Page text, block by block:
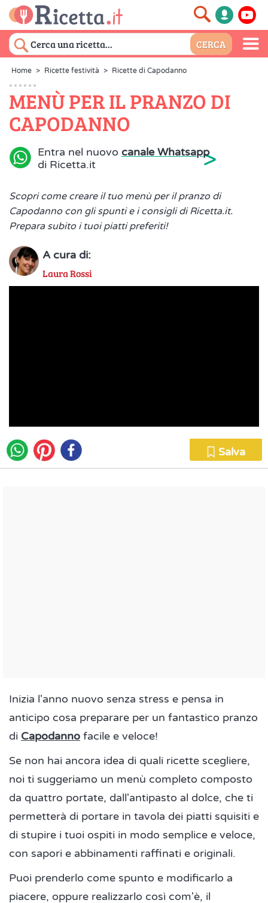
Home > Ricette festività > Ricette di Capodanno
MENÙ PER IL PRANZO DI
CAPODANNO
Entra nel nuovo canale Whatsapp
di Ricetta.it
>
Scopri come creare il tuo menù per il pranzo di
Capodanno con gli spunti e i consigli di Ricetta.it.
Prepara subito i tuoi piatti preferiti!
A cura di:
Laura Rossi
Salva
Inizia l'anno nuovo senza stress e pensa in
anticipo cosa preparare per un fantastico pranzo
di Capodanno facile e veloce!
Se non hai ancora idea di quali ricette scegliere,
noi ti suggeriamo un menù completo composto
da quattro portate, dall'antipasto al dolce, che ti
permetterà di portare in tavola dei piatti squisiti e
di stupire i tuoi ospiti in modo semplice e veloce,
con sapori e abbinamenti raffinati e originali.
Puoi prenderlo come spunto e modificarlo a
piacere, oppure realizzarlo così com'è, il